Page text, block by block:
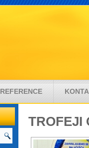
REFERENCE
TROFEJI